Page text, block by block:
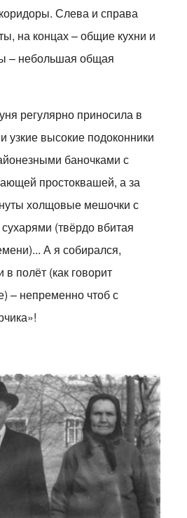
Слева и справа
на концах – общие кухни и
– небольшая общая
регулярно приносила в
узкие высокие подоконники
баночками с
простоквашей, а за
холщовые мешочки с
(твёрдо вбитая
А я собирался,
в полёт (как говорит
– непременно чтоб с